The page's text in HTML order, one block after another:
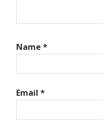
Name *
Email *